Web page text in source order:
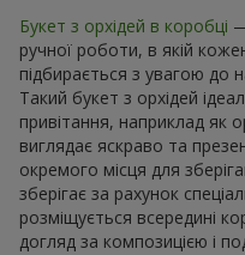
Букет з орхідей в коробці
ручної роботи, в якій
підбирається з увагою до
Такий букет з орхідей
привітання, наприклад як
виглядає яскраво та
окремого місця для
зберігає за рахунок
розміщується всередині
догляд за композицією і